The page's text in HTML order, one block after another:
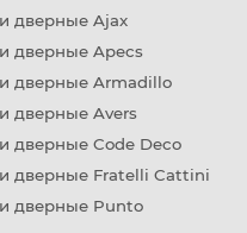
дверные Ajax
дверные Apecs
дверные Armadillo
дверные Avers
дверные Code Deco
дверные Fratelli Cattini
дверные Punto